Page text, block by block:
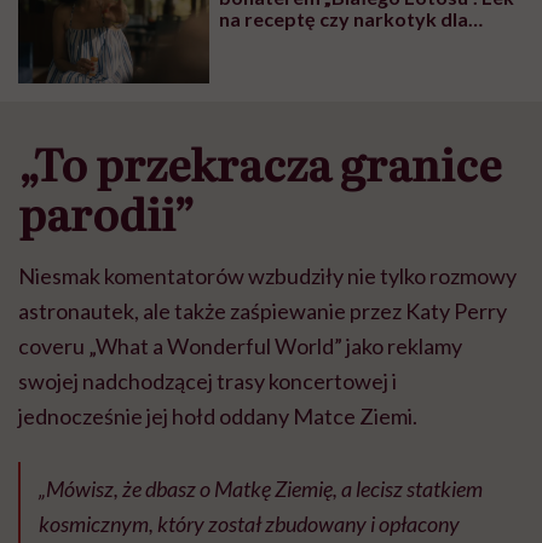
na receptę czy narkotyk dla
„To przekracza granice
parodii”
Niesmak komentatorów wzbudziły nie tylko rozmowy
astronautek, ale także zaśpiewanie przez Katy Perry
coveru „What a Wonderful World” jako reklamy
swojej nadchodzącej trasy koncertowej i
jednocześnie jej hołd oddany Matce Ziemi.
„Mówisz, że dbasz o Matkę Ziemię, a lecisz statkiem
kosmicznym, który został zbudowany i opłacony